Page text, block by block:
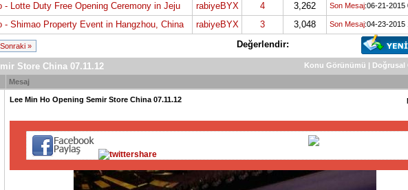
- Lotte Duty Free Opening Ceremony in Jeju rabiyeBYX 4 3,262 Son Mesaj:06-21-2015
- Shimao Property Event in Hangzhou, China rabiyeBYX 3 3,048 Son Mesaj:04-23-2015
Sonraki » Değerlendir:
Konu Görünümü | Doğrusal
Store China 07.11.12
Mesaj
Lee Min Ho Opening Semir Store China 07.11.12